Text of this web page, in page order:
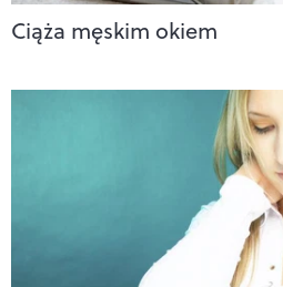
Ciąża męskim okiem